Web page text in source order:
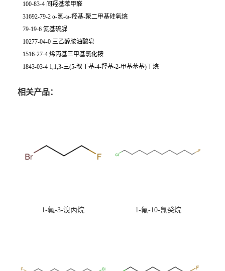
100-83-4 间羟基苯甲醛
31692-79-2 α-氢-ω-羟基-聚二甲基硅氧烷
79-19-6 氨基硫脲
10277-04-0 三乙醇胺油酸皂
1516-27-4 烯丙基三甲基氯化铵
1843-03-4 1,1,3-三(5-叔丁基-4-羟基-2-甲基苯基)丁烷
相关产品：
1-氟-3-溴丙烷 1-氟-10-氯癸烷